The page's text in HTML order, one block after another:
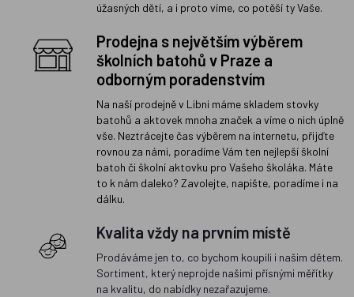
úžasných dětí, a i proto víme, co potěší ty Vaše.
Prodejna s největším výběrem
školních batohů v Praze a
odborným poradenstvím
Na naší prodejně v Libni máme skladem stovky
batohů a aktovek mnoha značek a víme o nich úplně
vše. Neztrácejte čas výběrem na internetu, přijďte
rovnou za námi, poradíme Vám ten nejlepší školní
batoh či školní aktovku pro Vašeho školáka. Máte
to k nám daleko? Zavolejte, napište, poradíme i na
dálku.
Kvalita vždy na prvním místě
Prodáváme jen to, co bychom koupili i našim dětem.
Sortiment, který neprojde našimi přísnými měřítky
na kvalitu, do nabídky nezařazujeme.